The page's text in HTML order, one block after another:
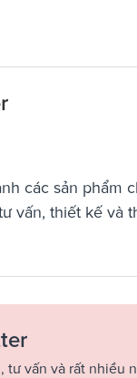
các sản phẩm
vấn, thiết kế và
tư vấn và rất nhiều